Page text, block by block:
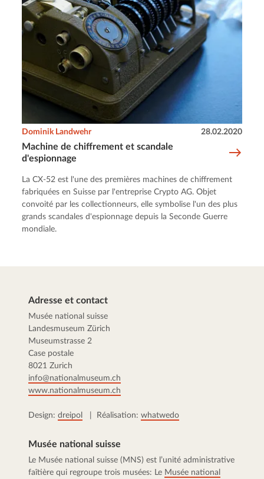
Machine de chiffrement et scandale
d'espionnage
Dominik Landwehr 28.02.2020
La CX-52 est l'une des premières machines de chiffrement
fabriquées en Suisse par l'entreprise Crypto AG. Objet
convoité par les collectionneurs, elle symbolise l'un des plus
grands scandales d'espionnage depuis la Seconde Guerre
mondiale.
Adresse et contact
Musée national suisse
Landesmuseum Zürich
Museumstrasse 2
Case postale
8021 Zurich
info@nationalmuseum.ch
www.nationalmuseum.ch
Design: dreipol | Réalisation: whatwedo
Musée national suisse
Le Musée national suisse (MNS) est l’unité administrative
faîtière qui regroupe trois musées: Le Musée national